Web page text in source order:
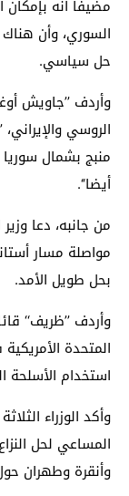
مضيفاً أنه
السوري، وأن
حل سياسي.
وأردف ’’جاويش
الروسي
منبج بشمال
أيضا‘‘.
من جانبه، دعا
مواصلة مسار
بحل طويل الأمد.
وأردف ’’ظريف‘‘
المتحدة
استخدام الأسلحة
وأكد الوزراء
المساعي لحل
وأنقرة وطهران